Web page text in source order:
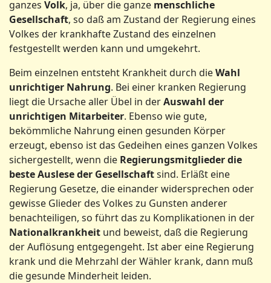
ganzes Volk, ja, über die ganze menschliche
Gesellschaft, so daß am Zustand der Regierung eines
Volkes der krankhafte Zustand des einzelnen
festgestellt werden kann und umgekehrt.
Beim einzelnen entsteht Krankheit durch dieWahl
unrichtiger Nahrung. Bei einer kranken Regierung
liegt die Ursache aller Übel in derAuswahl der
unrichtigen Mitarbeiter. Ebenso wie gute,
bekömmliche Nahrung einen gesunden Körper
erzeugt, ebenso ist das Gedeihen eines ganzen Volkes
sichergestellt, wenn die Regierungsmitglieder die
beste Auslese der Gesellschaftsind. Erläßt eine
Regierung Gesetze, die einander widersprechen oder
gewisse Glieder des Volkes zu Gunsten anderer
benachteiligen, so führt das zu Komplikationen in der
Nationalkrankheit und beweist, daß die Regierung
der Auflösung entgegengeht. Ist aber eine Regierung
krank und die Mehrzahl der Wähler krank, dann muß
die gesunde Minderheit leiden.